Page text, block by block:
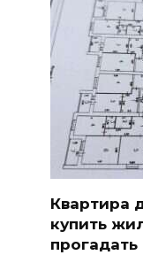
Квартира
купить
прогадать